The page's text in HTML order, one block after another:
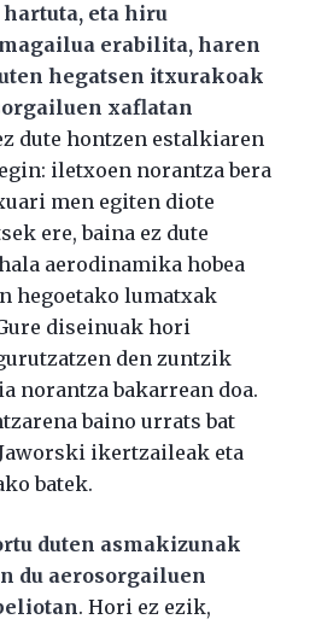
eta hiru
erabilita, haren
hegatsen itxurakoak
xaflatan
dute hontzen estalkiaren
iletxoen norantza bera
men egiten diote
ere, baina ez dute
aerodinamika hobea
hegoetako lumatxak
diseinuak hori
den zuntzik
norantza bakarrean doa.
baino urrats bat
Jaworski ikertzaileak eta
batek.
duten asmakizunak
du aerosorgailuen
. Hori ez ezik,